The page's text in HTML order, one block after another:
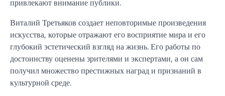
привлекают внимание публики.
Виталий Третьяков создает неповторимые произведения
искусства, которые отражают его восприятие мира и его
глубокий эстетический взгляд на жизнь. Его работы по
достоинству оценены зрителями и экспертами, а он сам
получил множество престижных наград и признаний в
культурной среде.